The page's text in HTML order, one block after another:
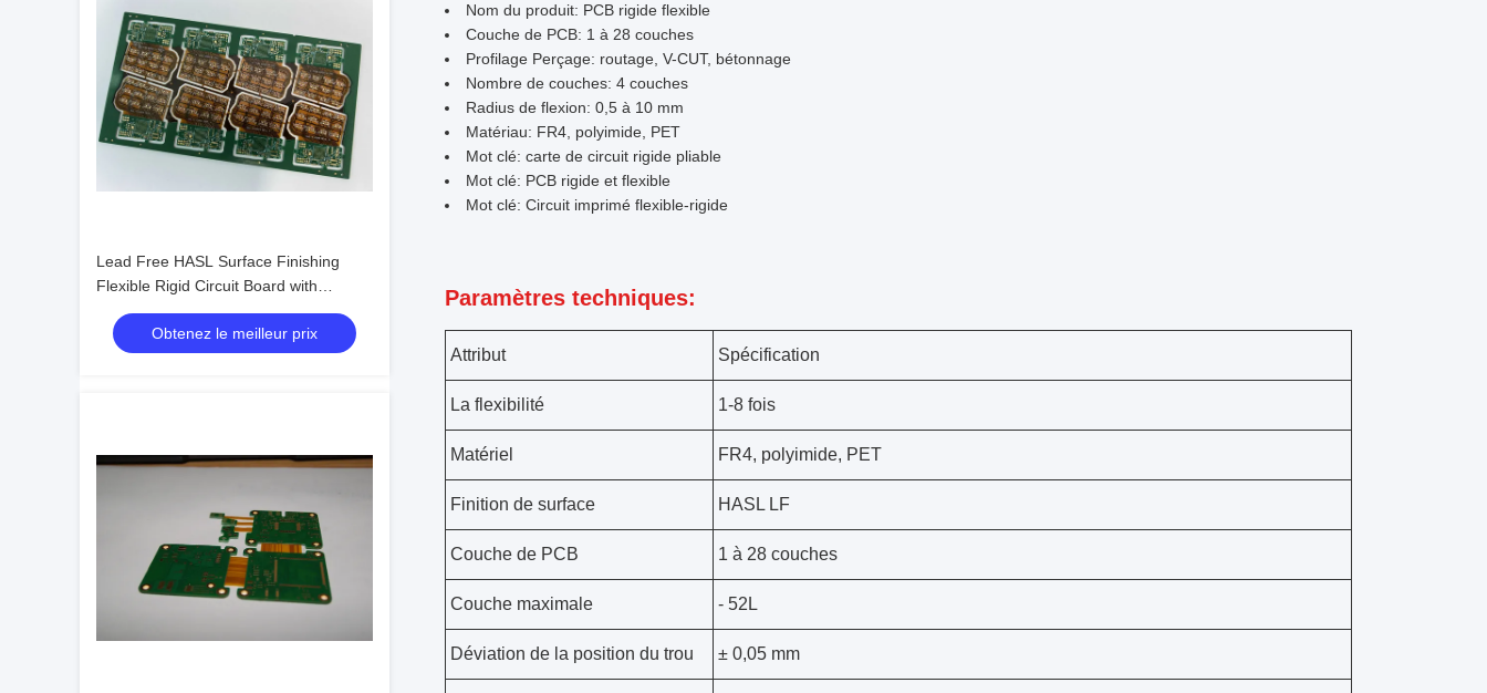
Lead Free HASL Surface Finishing
Flexible Rigid Circuit Board with
Durable Carton Box Outer for Versatile
ApplicationsObtenez le meilleur prix
Nom du produit: PCB rigide flexible
Couche de PCB: 1 à 28 couches
Profilage Perçage: routage, V-CUT, bétonnage
Nombre de couches: 4 couches
Radius de flexion: 0,5 à 10 mm
Matériau: FR4, polyimide, PET
Mot clé: carte de circuit rigide pliable
Mot clé: PCB rigide et flexible
Mot clé: Circuit imprimé flexible-rigide
Paramètres techniques:
Attribut Spécification
La flexibilité 1-8 fois
Matériel FR4, polyimide, PET
Finition de surface HASL LF
Couche de PCB 1 à 28 couches
Couche maximale - 52L
Déviation de la position du trou ± 0,05 mm